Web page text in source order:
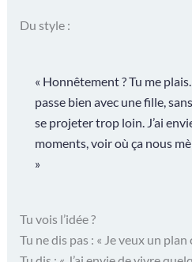
Du style :
« Honnêtement ? Tu me
passe bien avec une fille,
se projeter trop loin. J’ai
moments, voir où ça nous
»
Tu vois l’idée ?
Tu ne dis pas : « Je veux un